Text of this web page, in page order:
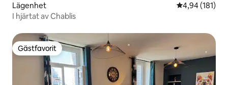
Lägenhet 4,94 av 5 i
4,94 (181)
I hjärtat av Chablis
Gästfavorit
Gästfavorit